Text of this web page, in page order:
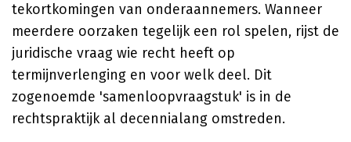
tekortkomingen van onderaannemers. Wanneer
meerdere oorzaken tegelijk een rol spelen, rijst de
juridische vraag wie recht heeft op
termijnverlenging en voor welk deel. Dit
zogenoemde 'samenloopvraagstuk' is in de
rechtspraktijk al decennialang omstreden.